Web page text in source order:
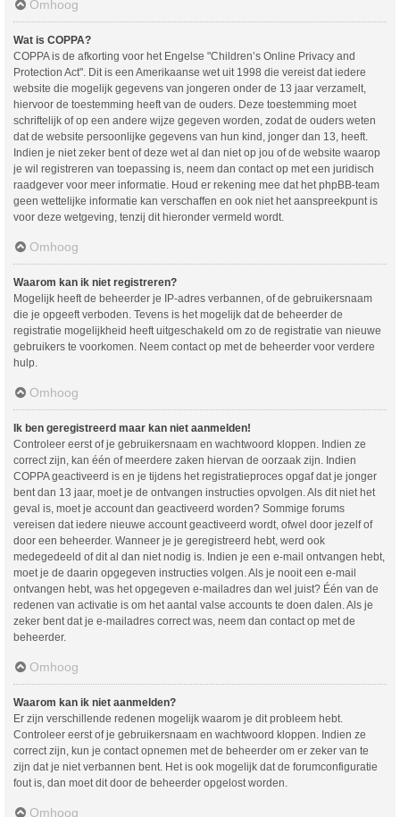
Omhoog
Wat is COPPA?
COPPA is de afkorting voor het Engelse "Children’s Online Privacy and
Protection Act". Dit is een Amerikaanse wet uit 1998 die vereist dat iedere
website die mogelijk gegevens van jongeren onder de 13 jaar verzamelt,
hiervoor de toestemming heeft van de ouders. Deze toestemming moet
schriftelijk of op een andere wijze gegeven worden, zodat de ouders weten
dat de website persoonlijke gegevens van hun kind, jonger dan 13, heeft.
Indien je niet zeker bent of deze wet al dan niet op jou of de website waarop
je wil registreren van toepassing is, neem dan contact op met een juridisch
raadgever voor meer informatie. Houd er rekening mee dat het phpBB-team
geen wettelijke informatie kan verschaffen en ook niet het aanspreekpunt is
voor deze wetgeving, tenzij dit hieronder vermeld wordt.
Omhoog
Waarom kan ik niet registreren?
Mogelijk heeft de beheerder je IP-adres verbannen, of de gebruikersnaam
die je opgeeft verboden. Tevens is het mogelijk dat de beheerder de
registratie mogelijkheid heeft uitgeschakeld om zo de registratie van nieuwe
gebruikers te voorkomen. Neem contact op met de beheerder voor verdere
hulp.
Omhoog
Ik ben geregistreerd maar kan niet aanmelden!
Controleer eerst of je gebruikersnaam en wachtwoord kloppen. Indien ze
correct zijn, kan één of meerdere zaken hiervan de oorzaak zijn. Indien
COPPA geactiveerd is en je tijdens het registratieproces opgaf dat je jonger
bent dan 13 jaar, moet je de ontvangen instructies opvolgen. Als dit niet het
geval is, moet je account dan geactiveerd worden? Sommige forums
vereisen dat iedere nieuwe account geactiveerd wordt, ofwel door jezelf of
door een beheerder. Wanneer je je geregistreerd hebt, werd ook
medegedeeld of dit al dan niet nodig is. Indien je een e-mail ontvangen hebt,
moet je de daarin opgegeven instructies volgen. Als je nooit een e-mail
ontvangen hebt, was het opgegeven e-mailadres dan wel juist? Één van de
redenen van activatie is om het aantal valse accounts te doen dalen. Als je
zeker bent dat je e-mailadres correct was, neem dan contact op met de
beheerder.
Omhoog
Waarom kan ik niet aanmelden?
Er zijn verschillende redenen mogelijk waarom je dit probleem hebt.
Controleer eerst of je gebruikersnaam en wachtwoord kloppen. Indien ze
correct zijn, kun je contact opnemen met de beheerder om er zeker van te
zijn dat je niet verbannen bent. Het is ook mogelijk dat de forumconfiguratie
fout is, dan moet dit door de beheerder opgelost worden.
Omhoog